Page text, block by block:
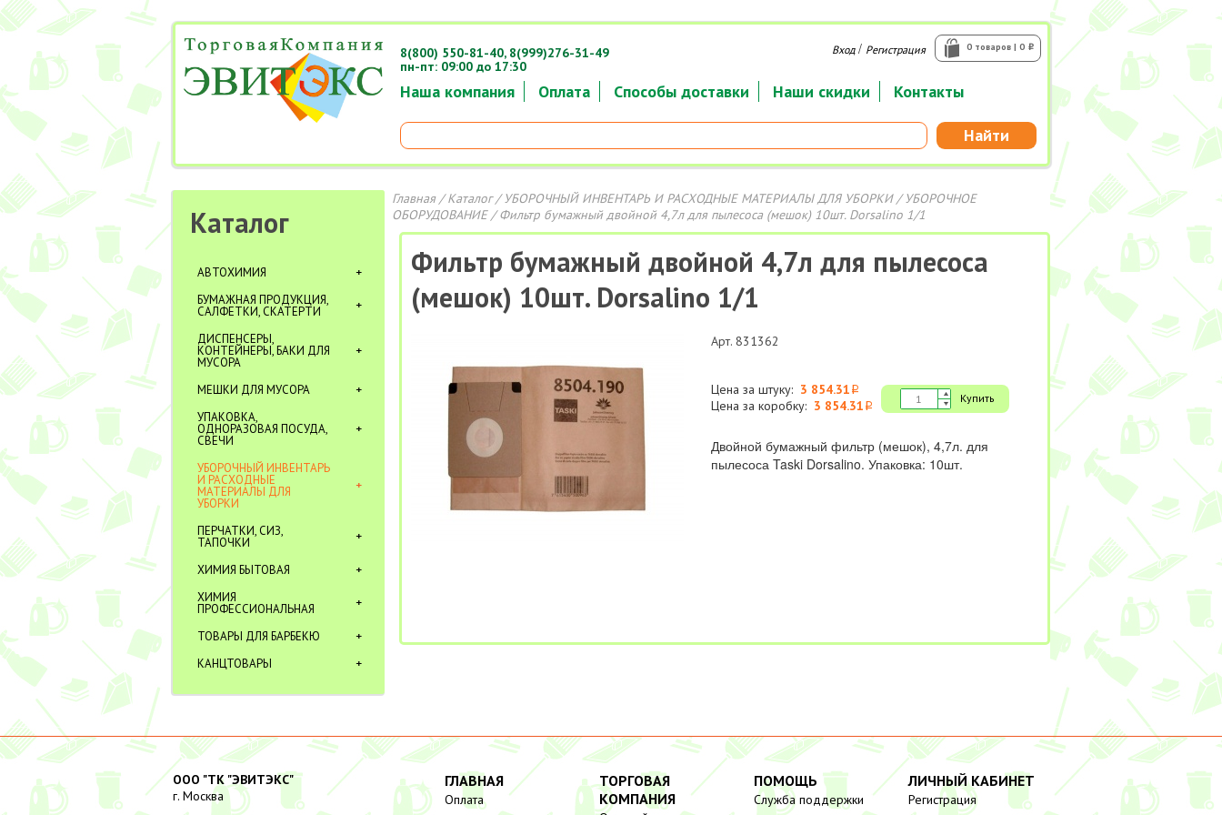
Наша компания Оплата Способы доставки Наши скидки Контакты
Найти
0 товаров | 0 i
Вход/ Регистрация
8(800) 550-81-40, 8(999)276-31-49
пн-пт: 09:00 до 17:30
Каталог
АВТОХИМИЯ
БУМАЖНАЯ ПРОДУКЦИЯ,
САЛФЕТКИ, СКАТЕРТИ
ДИСПЕНСЕРЫ,
КОНТЕЙНЕРЫ, БАКИ ДЛЯ
МУСОРА
МЕШКИ ДЛЯ МУСОРА
УПАКОВКА,
ОДНОРАЗОВАЯ ПОСУДА,
СВЕЧИ
УБОРОЧНЫЙ ИНВЕНТАРЬ
И РАСХОДНЫЕ
МАТЕРИАЛЫ ДЛЯ
УБОРКИ
ПЕРЧАТКИ, СИЗ,
ТАПОЧКИ
ХИМИЯ БЫТОВАЯ
ХИМИЯ
ПРОФЕССИОНАЛЬНАЯ
ТОВАРЫ ДЛЯ БАРБЕКЮ
КАНЦТОВАРЫ
Главная/Каталог/УБОРОЧНЫЙ ИНВЕНТАРЬ И РАСХОДНЫЕ МАТЕРИАЛЫ ДЛЯ УБОРКИ/УБОРОЧНОЕ
ОБОРУДОВАНИЕ/ Фильтр бумажный двойной 4,7л для пылесоса (мешок) 10шт. Dorsalino 1/1
Фильтр бумажный двойной 4,7л для пылесоса
(мешок) 10шт. Dorsalino 1/1
Арт. 831362
Цена за штуку: 3 854.31 i
Цена за коробку: 3 854.31 i
Купить
Двойной бумажный фильтр (мешок), 4,7л. для
пылесоса Taski Dorsalino. Упаковка: 10шт.
ООО "ТК "ЭВИТЭКС"
г. Москва
ГЛАВНАЯ
Оплата
ТОРГОВАЯ
КОМПАНИЯ
ПОМОЩЬ
Служба поддержки
ЛИЧНЫЙ КАБИНЕТ
Регистрация